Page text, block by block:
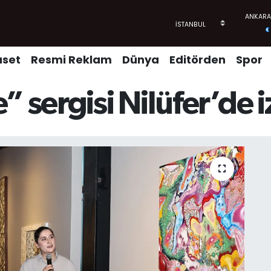
Resmi Reklam Dünya Editörden Spor
sergisi Nilüfer’de